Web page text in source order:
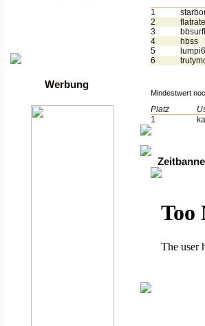
Werbung
1
2
flatrate
3
4
hbss
5
lumpi6
6
Mindestwert
Platz
1